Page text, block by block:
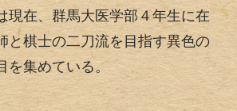
現在、群馬大医学部４年生に在
と棋士の二刀流を目指す異色の
を集めている。